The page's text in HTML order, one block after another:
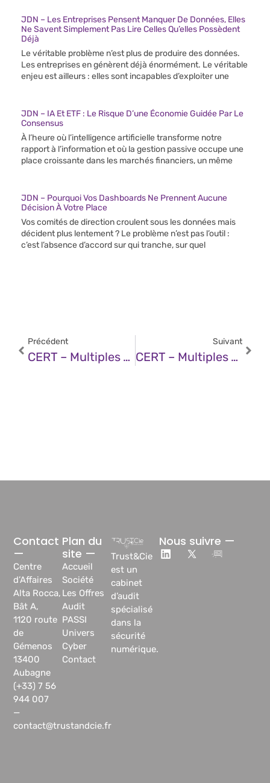
JDN – Les Entreprises Pensent Manquer De Données, Elles
Ne Savent Simplement Pas Lire Celles Qu’elles Possèdent
Déjà
Le véritable problème n’est plus de produire des données.
Les entreprises en génèrent déjà énormément. Le véritable
enjeu est ailleurs : elles sont incapables d’exploiter une
JDN – IA Et ETF : Le Risque D’une Économie Guidée Par Le
Consensus
À l’heure où l’intelligence artificielle transforme notre
rapport à l’information et où la gestion passive occupe une
place croissante dans les marchés financiers, un même
JDN – Pourquoi Vos Dashboards Ne Prennent Aucune
Décision À Votre Place
Vos comités de direction croulent sous les données mais
décident plus lentement ? Le problème n’est pas l’outil :
c’est l’absence d’accord sur qui tranche, sur quel
Précédent
CERT – Multiples Vulnérabilités Dans Les Produits IBM (12 Décembre 2025)
Suivant
CERT – Multiples Vulnérabilités Dans Les Produits Atlassian (12 Décembre 2025)
Trust&Cie
est un
cabinet
d’audit
spécialisé
dans la
sécurité
numérique.
Plan du
site —
Accueil
Société
Les Offres
Audit
PASSI
Univers
Cyber
Contact
Contact
—
Centre
d’Affaires
Alta Rocca,
Bât A,
1120 route
de
Gémenos
13400
Aubagne
(+33) 7 56
944 007
—
contact@trustandcie.fr
Nous suivre —